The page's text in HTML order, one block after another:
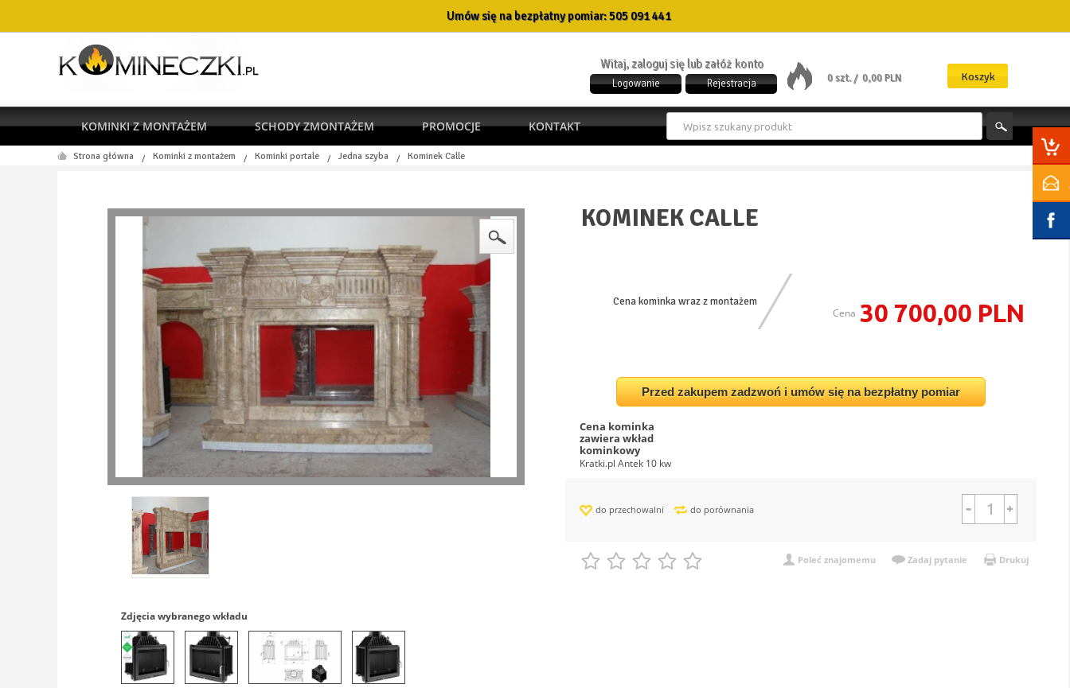
Umów się na bezpłatny pomiar:505 091 441
0 szt. / 0,00 PLN Koszyk
Witaj, zaloguj się lub załóż konto
Rejestracja
Logowanie
KOMINKI Z MONTAŻEM SCHODY ZMONTAŻEM PROMOCJE KONTAKT
RODO
Strona główna / Kominki z montażem / Kominki portale / Jedna szyba / Kominek Calle
Zdjęcia wybranego wkładu
KOMINEK CALLE
Cena kominka wraz z montażem
Cena 30 700,00 PLN
Przed zakupem zadzwoń i umów się na bezpłatny pomiar
Cena kominka
zawiera wkład
kominkowy
Kratki.pl Antek 10 kw
do przechowalni do porównania
Poleć znajomemu Zadaj pytanie Drukuj